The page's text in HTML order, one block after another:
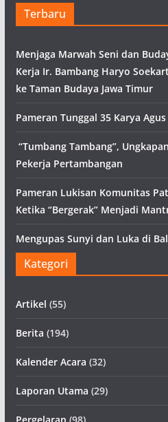
Terbaru
Menjaga Marwah Seni dan
Kerja Ir. Bambang Haryo
ke Taman Budaya Jawa Timur
Pameran Tunggal 35 Karya
“Tumbang Tambang”,
Pekerja Pertambangan
Pameran Lukisan Komunitas
Ketika “Bergerak” Menjadi
Mengupas Sunyi dan Luka di
Kategori
Artikel (55)
Berita (194)
Kalender Acara (32)
Laporan Utama (29)